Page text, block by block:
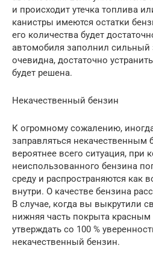
и происходит утечка топлива
канистры имеются остатки
его количества будет
автомобиля заполнил сильный
очевидна, достаточно
будет решена.
Некачественный бензин
К огромному сожалению,
заправляться некачественным
вероятнее всего ситуация, при
неиспользованного бензина
среду и распространяются как
внутри. О качестве бензина
В случае, когда вы выкрутили
нижняя часть покрыта
утверждать со 100 %
некачественный бензин.